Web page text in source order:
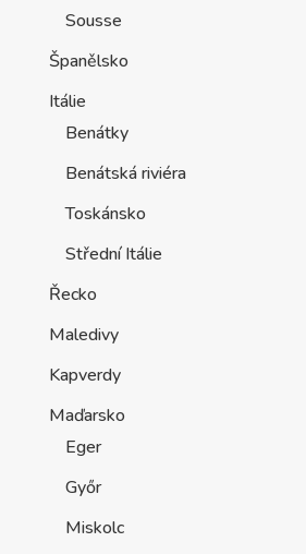
Sousse
Španělsko
Itálie
Benátky
Benátská riviéra
Toskánsko
Střední Itálie
Řecko
Maledivy
Kapverdy
Maďarsko
Eger
Győr
Miskolc